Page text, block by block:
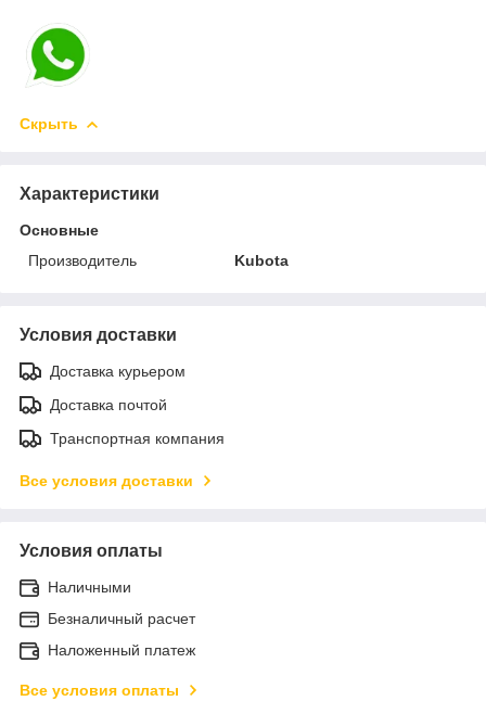
Скрыть
Характеристики
Основные
Производитель
Kubota
Условия доставки
Доставка курьером
Доставка почтой
Транспортная компания
Все условия доставки
Условия оплаты
Наличными
Безналичный расчет
Наложенный платеж
Все условия оплаты